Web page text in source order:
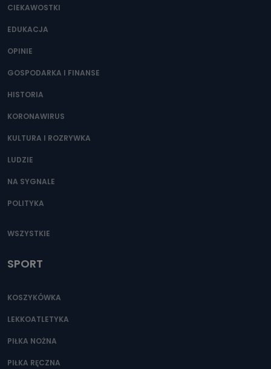
CIEKAWOSTKI
EDUKACJA
OPINIE
GOSPODARKA I FINANSE
HISTORIA
KORONAWIRUS
KULTURA I ROZRYWKA
LUDZIE
NA SYGNALE
POLITYKA
WSZYSTKIE
SPORT
KOSZYKÓWKA
LEKKOATLETYKA
PIŁKA NOŻNA
PIŁKA RĘCZNA